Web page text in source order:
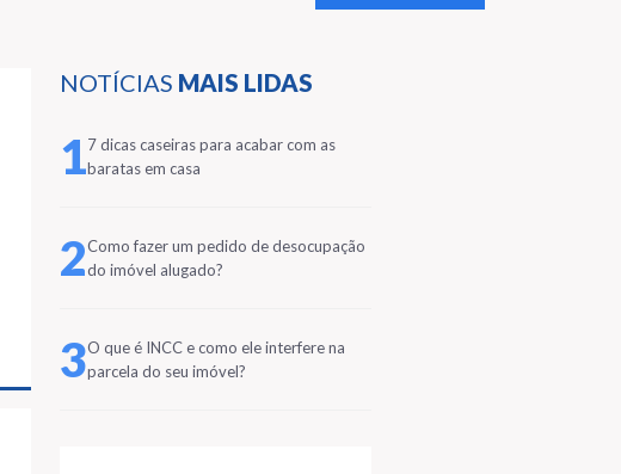
NOTÍCIAS MAIS LIDAS
17 dicas caseiras para acabar com as
baratas em casa
2Como fazer um pedido de desocupação
do imóvel alugado?
3O que é INCC e como ele interfere na
parcela do seu imóvel?